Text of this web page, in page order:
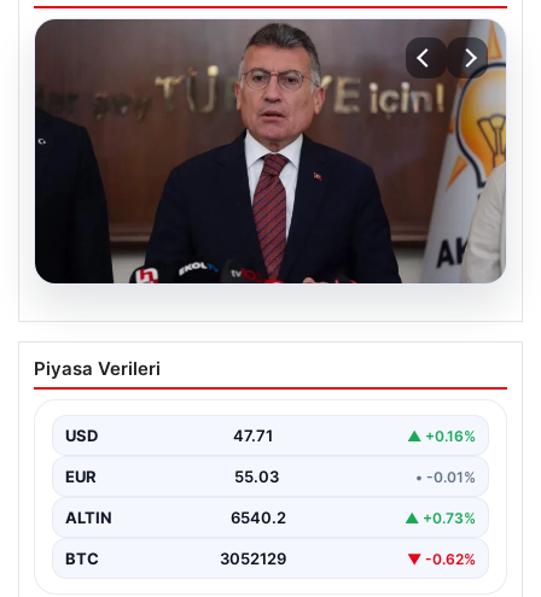
04.08.2026
AKP’den ‘çerçeve yasa’ açıklaması:
Süreç ve beklentiler
toplantısını yarın gerçekleştireceklerini belirtti. Güler,
kanun…
Piyasa Verileri
USD 47.71 ▲ +0.16%
EUR 55.03 • -0.01%
ALTIN 6540.2 ▲ +0.73%
BTC 3052129 ▼ -0.62%